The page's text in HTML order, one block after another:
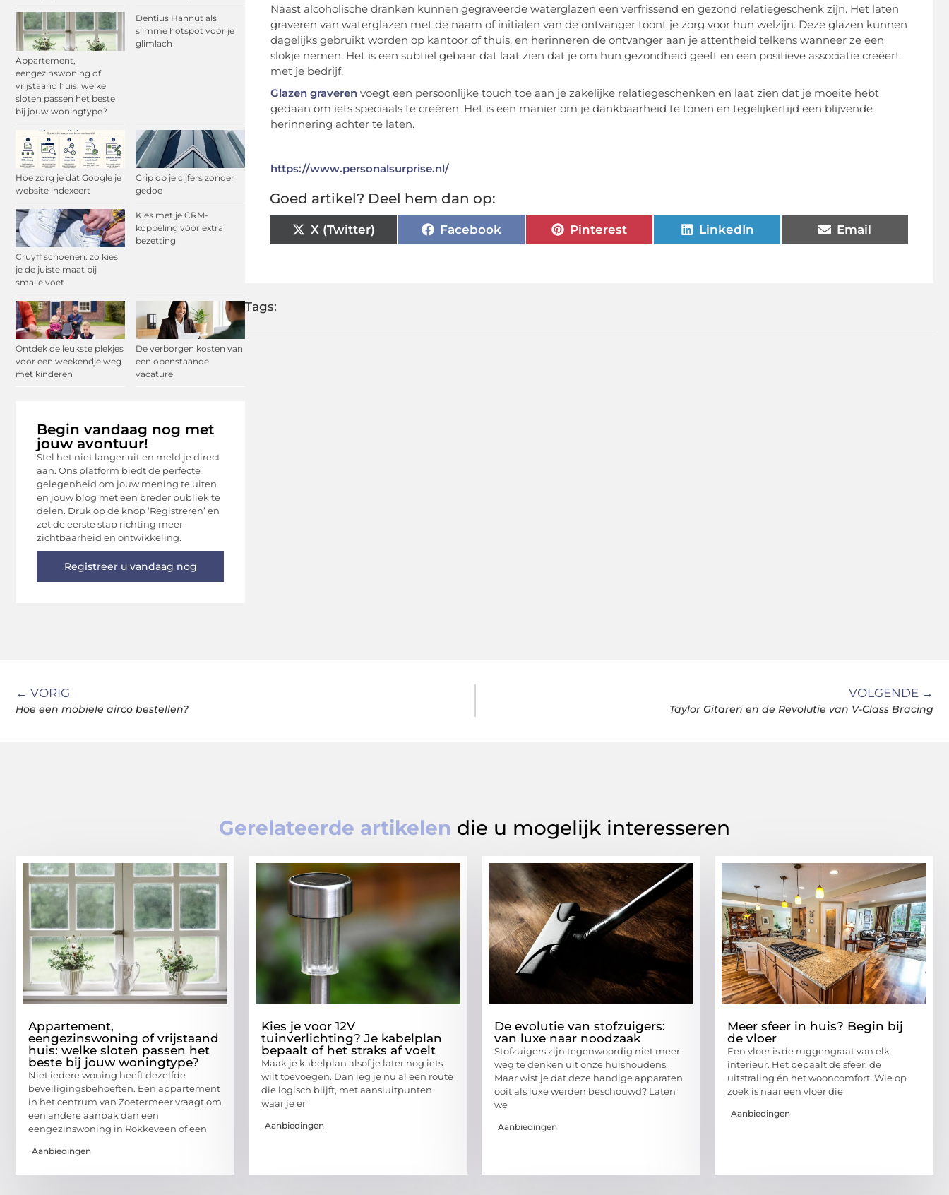
Appartement,
eengezinswoning of
vrijstaand huis: welke
sloten passen het beste
bij jouw woningtype?
Dentius Hannut als
slimme hotspot voor je
glimlach
Hoe zorg je dat Google je
website indexeert
Grip op je cijfers zonder
gedoe
Cruyff schoenen: zo kies
je de juiste maat bij
smalle voet
Kies met je CRM-
koppeling vóór extra
bezetting
Ontdek de leukste plekjes
voor een weekendje weg
met kinderen
De verborgen kosten van
een openstaande
vacature
Begin vandaag nog met
jouw avontuur!
Stel het niet langer uit en meld je direct
aan. Ons platform biedt de perfecte
gelegenheid om jouw mening te uiten
en jouw blog met een breder publiek te
delen. Druk op de knop ‘Registreren’ en
zet de eerste stap richting meer
zichtbaarheid en ontwikkeling.
Registreer u vandaag nog
Naast alcoholische dranken kunnen gegraveerde waterglazen een verfrissend en gezond relatiegeschenk zijn. Het laten
graveren van waterglazen met de naam of initialen van de ontvanger toont je zorg voor hun welzijn. Deze glazen kunnen
dagelijks gebruikt worden op kantoor of thuis, en herinneren de ontvanger aan je attentheid telkens wanneer ze een
slokje nemen. Het is een subtiel gebaar dat laat zien dat je om hun gezondheid geeft en een positieve associatie creëert
met je bedrijf.
Glazen graveren voegt een persoonlijke touch toe aan je zakelijke relatiegeschenken en laat zien dat je moeite hebt
gedaan om iets speciaals te creëren. Het is een manier om je dankbaarheid te tonen en tegelijkertijd een blijvende
herinnering achter te laten.
https://www.personalsurprise.nl/
Goed artikel? Deel hem dan op:
X (Twitter) Facebook Pinterest LinkedIn Email
Tags:
← VORIG
Hoe een mobiele airco bestellen?
VOLGENDE →
Taylor Gitaren en de Revolutie van V-Class Bracing
Gerelateerde artikelen die u mogelijk interesseren
Appartement,
eengezinswoning of vrijstaand
huis: welke sloten passen het
beste bij jouw woningtype?
Niet iedere woning heeft dezelfde
beveiligingsbehoeften. Een appartement
in het centrum van Zoetermeer vraagt om
een andere aanpak dan een
eengezinswoning in Rokkeveen of een
Aanbiedingen
Kies je voor 12V
tuinverlichting? Je kabelplan
bepaalt of het straks af voelt
Maak je kabelplan alsof je later nog iets
wilt toevoegen. Dan leg je nu al een route
die logisch blijft, met aansluitpunten
waar je er
Aanbiedingen
De evolutie van stofzuigers:
van luxe naar noodzaak
Stofzuigers zijn tegenwoordig niet meer
weg te denken uit onze huishoudens.
Maar wist je dat deze handige apparaten
ooit als luxe werden beschouwd? Laten
we
Aanbiedingen
Meer sfeer in huis? Begin bij
de vloer
Een vloer is de ruggengraat van elk
interieur. Het bepaalt de sfeer, de
uitstraling én het wooncomfort. Wie op
zoek is naar een vloer die
Aanbiedingen